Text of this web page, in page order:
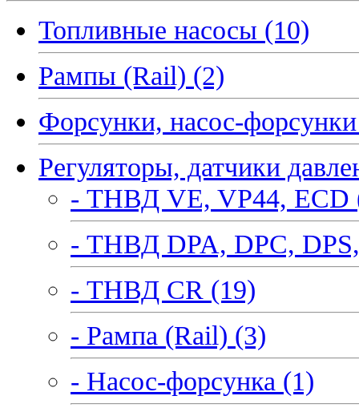
Топливные насосы (10)
Рампы (Rail) (2)
Форсунки, насос-
Регуляторы, датчики
- ТНВД VE, VP44, ECD
- ТНВД DPA, DPC,
- ТНВД CR (19)
- Рампа (Rail) (3)
- Насос-форсунка (1)